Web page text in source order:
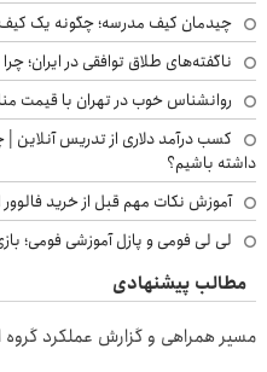
چیدمان کیف مدرسه؛ چگونه یک
ناگفته‌های طلاق توافقی در
روانشناس خوب در تهران با قیمت
کسب درآمد دلاری از تدریس آنلاین |
داشته باشیم؟
آموزش نکات مهم قبل از خرید فالوور
لی لی فومی و پازل آموزشی فومی؛
مطالب پیشنهادی
مسیر همراهی و گزارش عملکرد گروه